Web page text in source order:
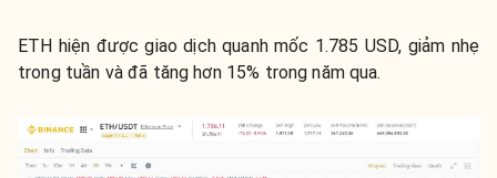
ETH hiện được giao dịch quanh mốc 1.785 USD, giảm nhẹ
trong tuần và đã tăng hơn 15% trong năm qua.